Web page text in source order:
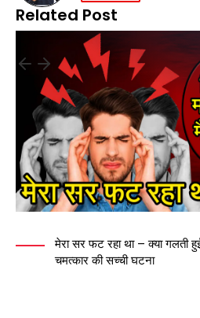
Related Post
मेरा सर फट रहा था – क्या गलती
चमत्कार की सच्ची घटना